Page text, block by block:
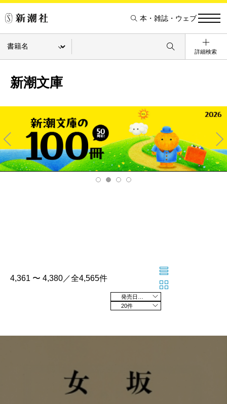
本・雑誌・ウェブ
詳細検索
新潮文庫
Pre
v
Ne
xt
4,361 〜 4,380／全4,565件
20件